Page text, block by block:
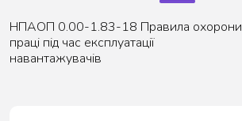
НПАОП 0.00-1.83-18 Правила охорони
праці під час експлуатації
навантажувачів